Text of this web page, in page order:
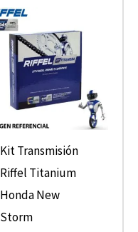
Kit Transmisión
Riffel Titanium
Honda New
Storm